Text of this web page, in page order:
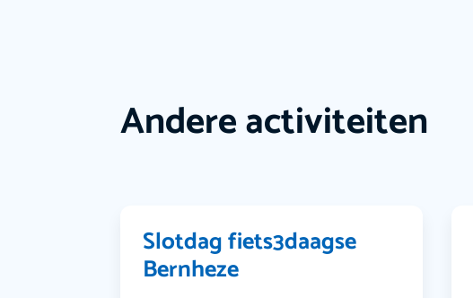
Andere activiteiten
Slotdag fiets3daagse
Bernheze